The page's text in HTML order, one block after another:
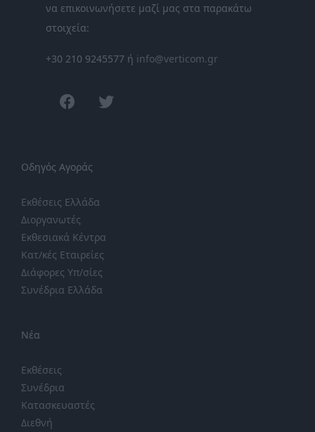
να επικοινωνήσετε μαζί μας στα παρακάτω
στοιχεία:
+30 210 9245577 ή info@verticom.gr
facebook
Οδηγός Αγοράς
Εκθέσεις Ελλάδα
Διοργανωτές
Εκθεσιακά Κέντρα
Κατ/κές Εταιρείες
Διάφορες Υπ/σίες
Συνέδρια Ελλάδα
Νέα
Εκθέσεις
Συνέδρια
Κατασκευαστές
Διεθνή